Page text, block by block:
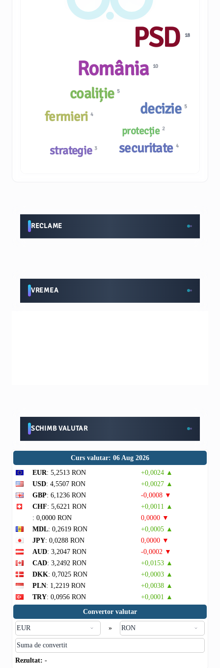
coaliție 5
fermieri 4
România 10
strategie 3
protecție 2
securitate 4
PSD 18
decizie 5
RECLAME
VREMEA
SCHIMB VALUTAR
Curs valutar: 06 Aug 2026
EUR: 5,2513 RON
+0,0024 ▲
USD: 4,5507 RON
+0,0027 ▲
GBP: 6,1236 RON
-0,0008 ▼
CHF: 5,6221 RON
+0,0011 ▲
: 0,0000 RON
0,0000 ▼
MDL: 0,2619 RON
+0,0005 ▲
JPY: 0,0288 RON
0,0000 ▼
AUD: 3,2047 RON
-0,0002 ▼
CAD: 3,2492 RON
+0,0153 ▲
DKK: 0,7025 RON
+0,0003 ▲
PLN: 1,2219 RON
+0,0038 ▲
TRY: 0,0956 RON
+0,0001 ▲
Convertor valutar
»
Rezultat: -